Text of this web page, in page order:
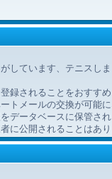
しています、テニスし
録されることをおすす
トメールの交換が可能
データベースに保管さ
に公開されることはあ